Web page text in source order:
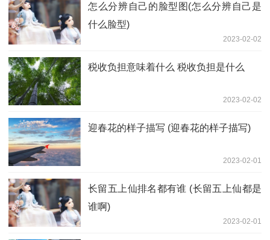
怎么分辨自己的脸型图(怎么分辨自己是
什么脸型)
2023-02-02
税收负担意味着什么 税收负担是什么
2023-02-02
迎春花的样子描写 (迎春花的样子描写)
2023-02-01
长留五上仙排名都有谁 (长留五上仙都是
谁啊)
2023-02-01